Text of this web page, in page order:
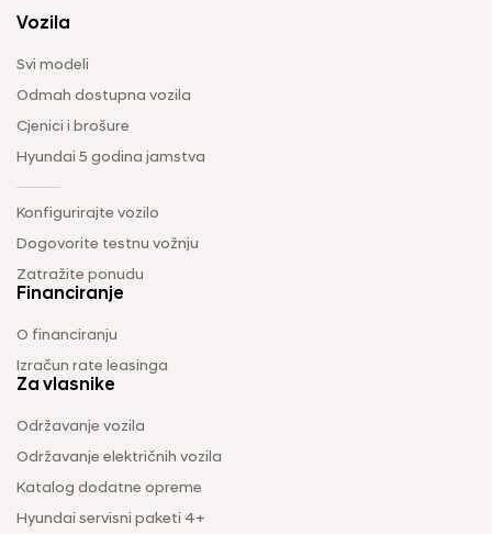
Vozila
Svi modeli
Odmah dostupna vozila
Cjenici i brošure
Hyundai 5 godina jamstva
Konfigurirajte vozilo
Dogovorite testnu vožnju
Zatražite ponudu
Financiranje
O financiranju
Izračun rate leasinga
Za vlasnike
Održavanje vozila
Održavanje električnih vozila
Katalog dodatne opreme
Hyundai servisni paketi 4+